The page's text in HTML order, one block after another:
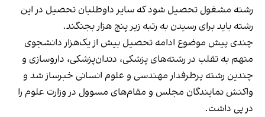
رشته مشغول تحصیل شود که سایر داوطلبان تحصیل در این
رشته باید برای رسیدن به رتبه زیر پنج هزار بجنگند.
چندی پیش موضوع ادامه تحصیل بیش از یک‌هزار دانشجوی
متهم به تقلب در رشته‌های پزشکی، دندان‌پزشکی، داروسازی و
چندین رشته پرطرفدار مهندسی و علوم انسانی خبرساز شد و
واکنش نمایندگان مجلس و مقام‌های مسوول در وزارت علوم را
در پی داشت.